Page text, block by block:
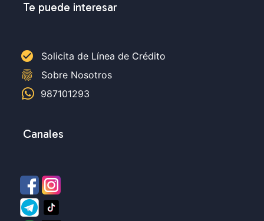
Te puede interesar
check_circle Solicita de Línea de Crédito
fingerprint
Sobre Nosotros
987101293
Canales